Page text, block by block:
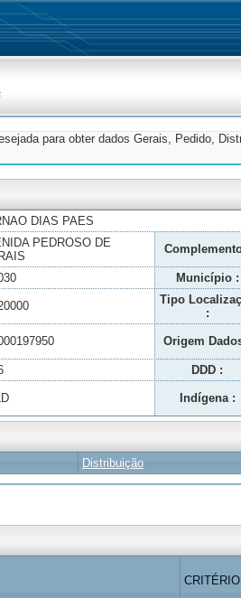
para obter dados Gerais, Pedido,
DIAS PAES
PEDROSO DE
Município :
Tipo
:
Origem
DDD :
Indígena :
Distribuição
CRITÉRIO